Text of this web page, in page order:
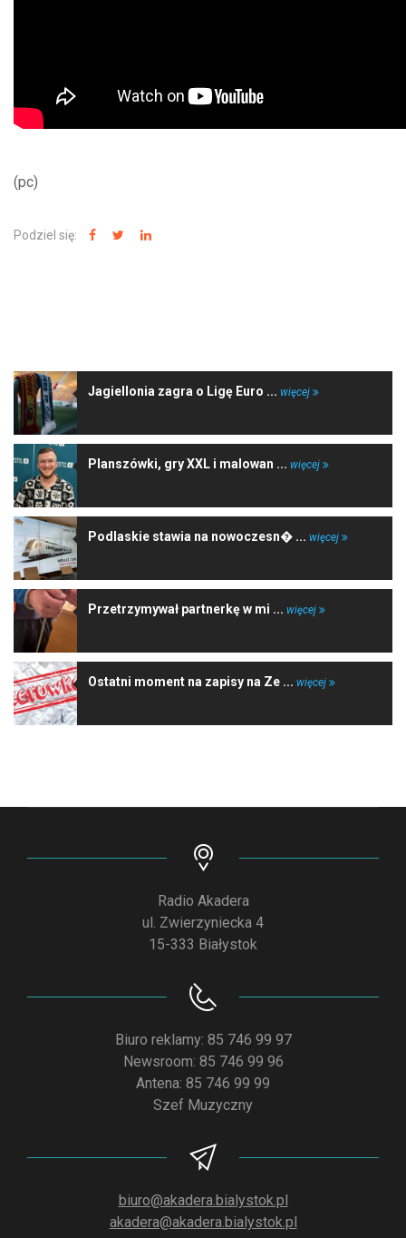
(pc)
Podziel się:
Jagiellonia zagra o Ligę Euro ... więcej
Planszówki, gry XXL i malowan ... więcej
Podlaskie stawia na nowoczesn� ... więcej
Przetrzymywał partnerkę w mi ... więcej
Ostatni moment na zapisy na Ze ... więcej
Radio Akadera
ul. Zwierzyniecka 4
15-333 Białystok
Biuro reklamy: 85 746 99 97
Newsroom: 85 746 99 96
Antena: 85 746 99 99
Szef Muzyczny
biuro@akadera.bialystok.pl
akadera@akadera.bialystok.pl